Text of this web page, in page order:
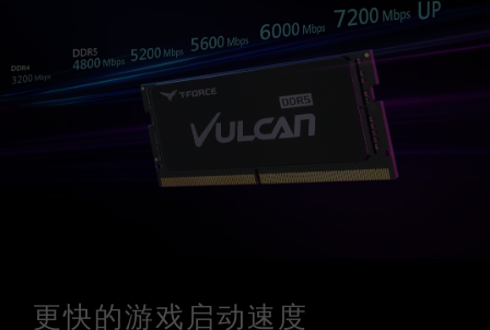
十铨科技的内存模块皆在正常电压情况下进行验
证，若有处理器或主板故障状况，请联系处理器或
主板相关售后服务。
更快的游戏启动速度